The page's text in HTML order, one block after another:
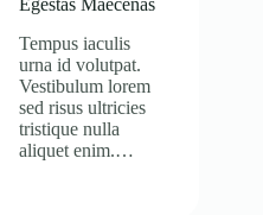
Egestas Maecenas
Tempus iaculis
urna id volutpat.
Vestibulum lorem
sed risus ultricies
tristique nulla
aliquet enim.…